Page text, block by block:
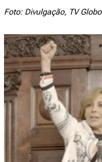
Foto: Divulgação, TV Globo